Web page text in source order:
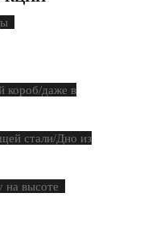
короб/даже в
стали/Дно из
на высоте